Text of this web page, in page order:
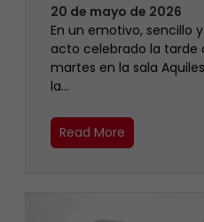
20 de mayo de 2026
En un emotivo, sencillo
acto celebrado la tarde
martes en la sala
la…
Read More